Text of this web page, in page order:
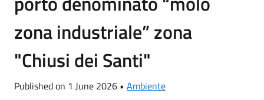
zona industriale” zona
"Chiusi dei Santi"
Published on 1 June 2026 • Ambiente